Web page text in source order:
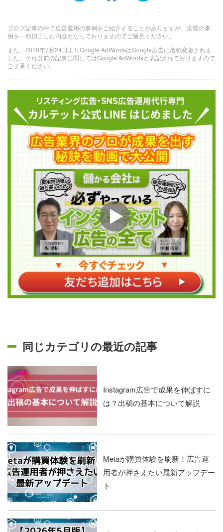
ブログ記事の中で広告運用の事例をご紹介することがありますが、実際の事
例を一部加工した内容となっておりますのでご留意ください。
また、2018年7月24日よりGoogle AdWordsはGoogle広告に名称変更されま
した。それ以前の記事に関してはGoogle AdWordsと表記されておりますので
ご了承ください。
同じカテゴリの最近の記事
Instagram広告で成果を伸ばすに
は？出稿の基本について解説
Metaが購買体験を刷新！広告運
用者が押さえたい最新アップデー
ト